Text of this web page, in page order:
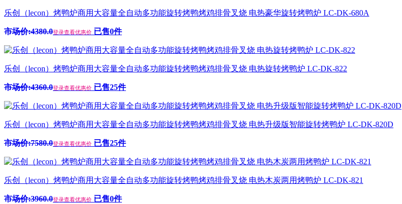
乐创（lecon）烤鸭炉商用大容量全自动多功能旋转烤鸭烤鸡排骨叉烧 电热豪华旋转烤鸭炉 LC-DK-680A
市场价:4380.0登录查看优惠价 已售0件
乐创（lecon）烤鸭炉商用大容量全自动多功能旋转烤鸭烤鸡排骨叉烧 电热旋转烤鸭炉 LC-DK-822
市场价:4360.0登录查看优惠价 已售25件
乐创（lecon）烤鸭炉商用大容量全自动多功能旋转烤鸭烤鸡排骨叉烧 电热升级版智能旋转烤鸭炉 LC-DK-820D
市场价:7580.0登录查看优惠价 已售25件
乐创（lecon）烤鸭炉商用大容量全自动多功能旋转烤鸭烤鸡排骨叉烧 电热木炭两用烤鸭炉 LC-DK-821
市场价:3960.0登录查看优惠价 已售0件